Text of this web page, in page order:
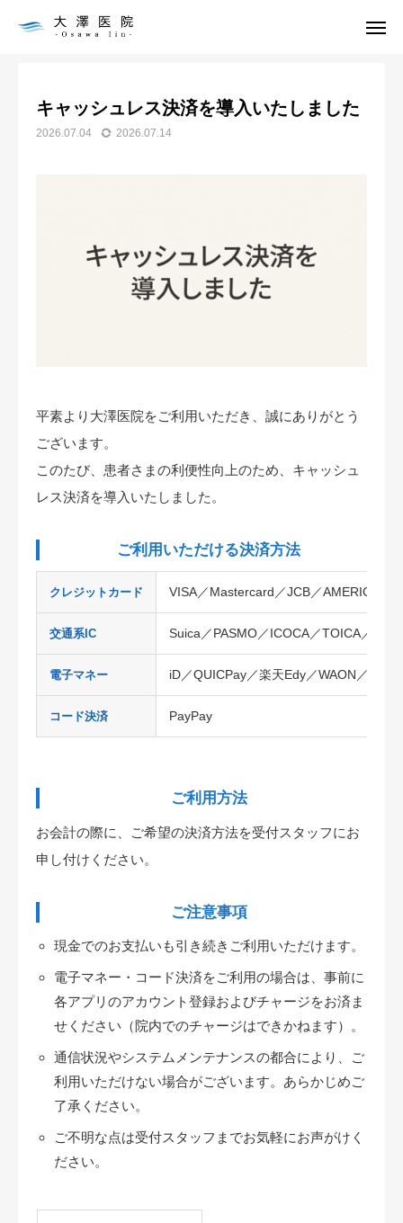
お知らせ キャッシュレス決済を導入いたしました
キャッシュレス決済を導入いたしました
2026.07.04 2026.07.14
平素より大澤医院をご利用いただき、誠にありがとう
ございます。
このたび、患者さまの利便性向上のため、キャッシュ
レス決済を導入いたしました。
ご利用いただける決済方法
クレジットカード VISA／Mastercard／JCB／AMERICAN
交通系IC Suica／PASMO／ICOCA／TOICA／
電子マネー iD／QUICPay／楽天Edy／WAON／
コード決済 PayPay
ご利用方法
お会計の際に、ご希望の決済方法を受付スタッフにお
申し付けください。
ご注意事項
現金でのお支払いも引き続きご利用いただけます。
電子マネー・コード決済をご利用の場合は、事前に
各アプリのアカウント登録およびチャージをお済ま
せください（院内でのチャージはできかねます）。
通信状況やシステムメンテナンスの都合により、ご
利用いただけない場合がございます。あらかじめご
了承ください。
ご不明な点は受付スタッフまでお気軽にお声がけく
ださい。
アクセス
お問合せ
ブログ